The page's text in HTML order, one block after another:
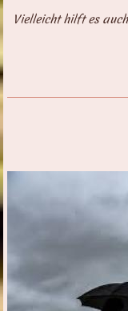
Vielleicht hilft es